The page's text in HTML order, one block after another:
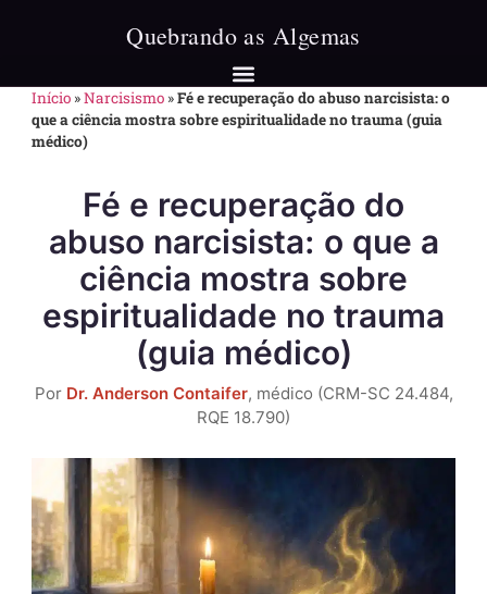
Início »Narcisismo »Fé e recuperação do abuso narcisista: o
que a ciência mostra sobre espiritualidade no trauma (guia
médico)
Fé e recuperação do
abuso narcisista: o que a
ciência mostra sobre
espiritualidade no trauma
(guia médico)
Por Dr. Anderson Contaifer, médico (CRM-SC 24.484,
RQE 18.790)